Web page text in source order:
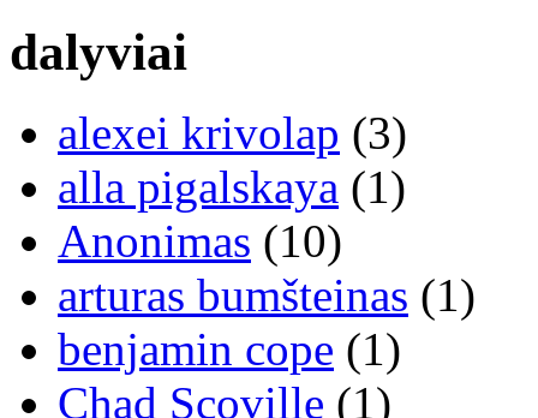
dalyviai
alexei krivolap (3)
alla pigalskaya (1)
Anonimas (10)
arturas bumšteinas (1)
benjamin cope (1)
Chad Scoville (1)